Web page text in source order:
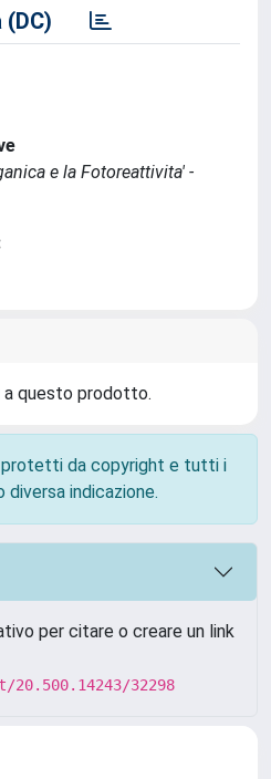
e la Fotoreattivita' -
a questo prodotto.
protetti da copyright e tutti i
indicazione.
per citare o creare un link
32298